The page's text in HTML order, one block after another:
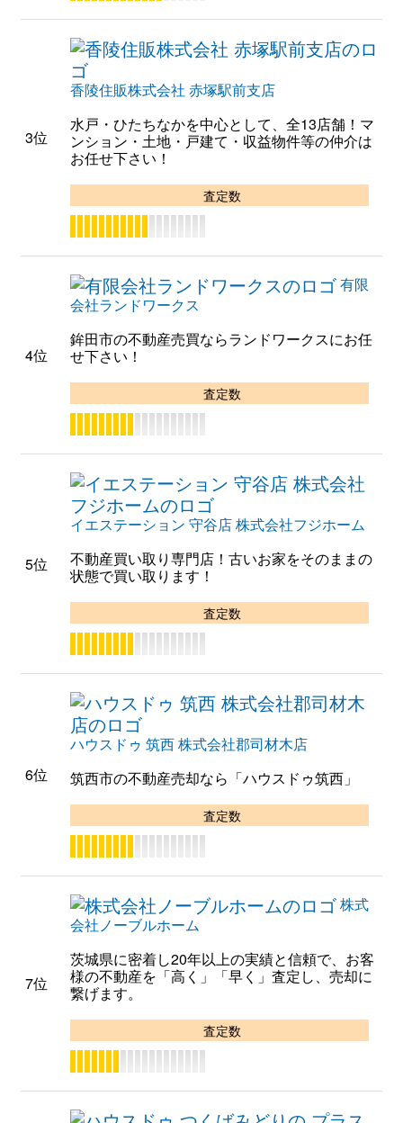
3位
香陵住販株式会社 赤塚駅前支店
水戸・ひたちなかを中心として、全13店舗！マ
ンション・土地・戸建て・収益物件等の仲介は
お任せ下さい！
査定数
4位
有限
会社ランドワークス
鉾田市の不動産売買ならランドワークスにお任
せ下さい！
査定数
5位
イエステーション 守谷店 株式会社フジホーム
不動産買い取り専門店！古いお家をそのままの
状態で買い取ります！
査定数
6位
ハウスドゥ 筑西 株式会社郡司材木店
筑西市の不動産売却なら「ハウスドゥ筑西」
査定数
7位
株式
会社ノーブルホーム
茨城県に密着し20年以上の実績と信頼で、お客
様の不動産を「高く」「早く」査定し、売却に
繋げます。
査定数